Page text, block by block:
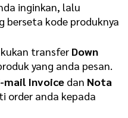
inginkan, lalu
berseta kode produknya
transfer Down
yang anda pesan.
mail Invoice dan Nota
order anda kepada